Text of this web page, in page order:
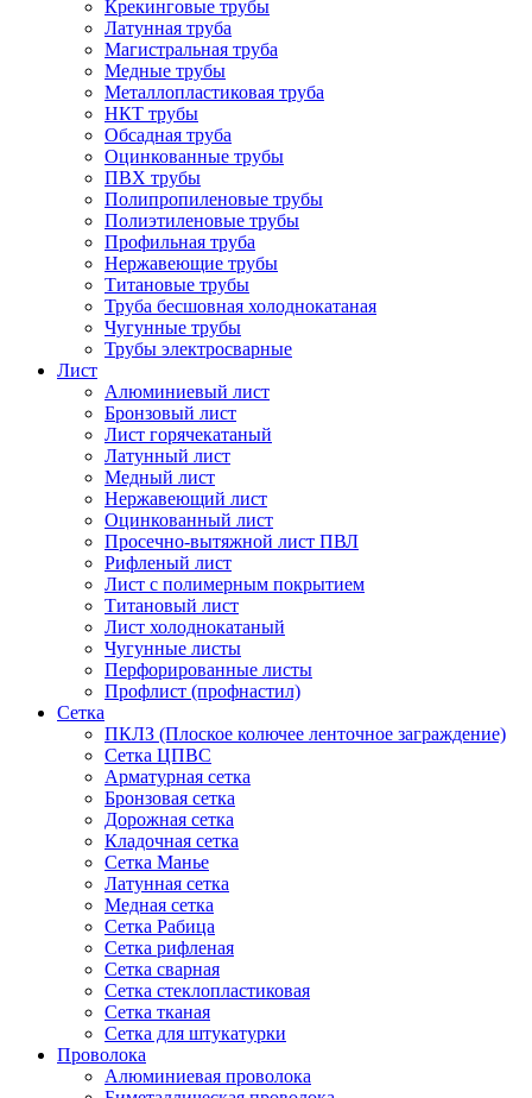
Крекинговые трубы
Латунная труба
Магистральная труба
Медные трубы
Металлопластиковая труба
НКТ трубы
Обсадная труба
Оцинкованные трубы
ПВХ трубы
Полипропиленовые трубы
Полиэтиленовые трубы
Профильная труба
Нержавеющие трубы
Титановые трубы
Труба бесшовная холоднокатаная
Чугунные трубы
Трубы электросварные
Лист
Алюминиевый лист
Бронзовый лист
Лист горячекатаный
Латунный лист
Медный лист
Нержавеющий лист
Оцинкованный лист
Просечно-вытяжной лист ПВЛ
Рифленый лист
Лист с полимерным покрытием
Титановый лист
Лист холоднокатаный
Чугунные листы
Перфорированные листы
Профлист (профнастил)
Сетка
ПКЛЗ (Плоское колючее ленточное заграждение)
Сетка ЦПВС
Арматурная сетка
Бронзовая сетка
Дорожная сетка
Кладочная сетка
Сетка Манье
Латунная сетка
Медная сетка
Сетка Рабица
Сетка рифленая
Сетка сварная
Сетка стеклопластиковая
Сетка тканая
Сетка для штукатурки
Проволока
Алюминиевая проволока